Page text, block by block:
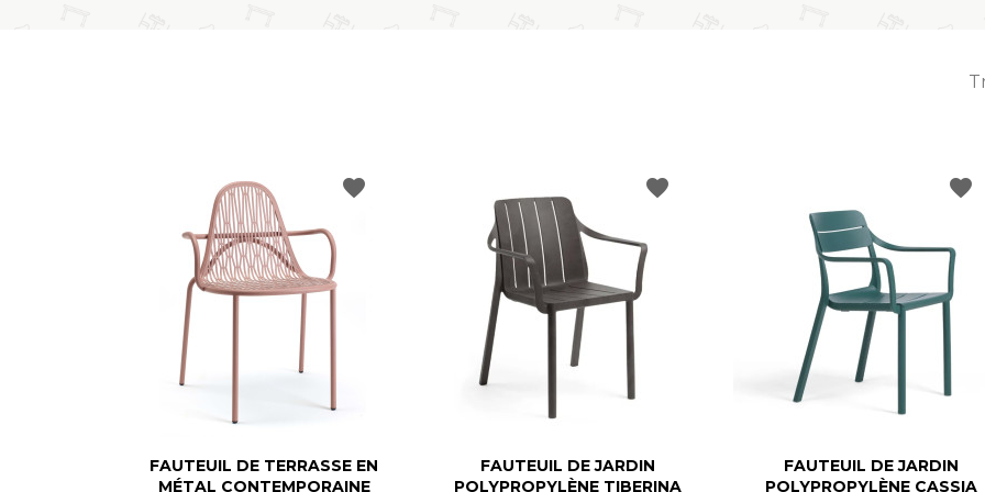
FAUTEUIL DE TERRASSE EN
MÉTAL CONTEMPORAINE
favorite
FAUTEUIL DE JARDIN
POLYPROPYLÈNE TIBERINA
favorite
FAUTEUIL DE JARDIN
POLYPROPYLÈNE CASSIA
favorite